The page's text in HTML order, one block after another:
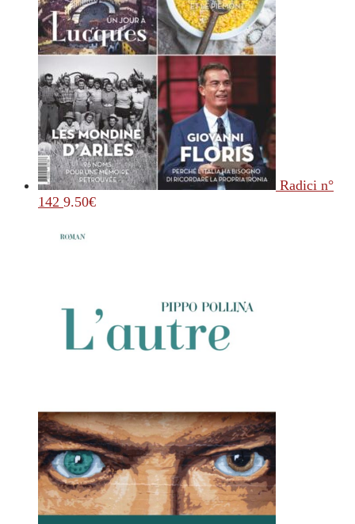
Radici n°
142 9.50€